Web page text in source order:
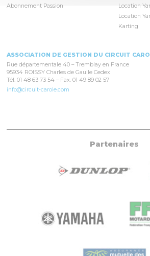
Abonnement Passion
Location
Location
Karting
ASSOCIATION DE GESTION DU CIRCUIT
Rue départementale 40 – Tremblay en France
95934 ROISSY Charles de Gaulle Cedex
Tél. 01 48 63 73 54 – Fax. 01 49 89 02 57
info@circuit-carole.com
Partenaires